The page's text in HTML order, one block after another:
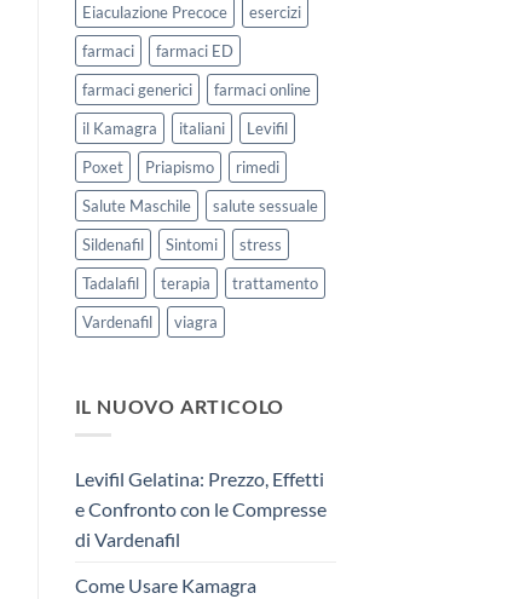
Eiaculazione Precoce
esercizi
farmaci
farmaci ED
farmaci generici
farmaci online
il Kamagra
italiani
Levifil
Poxet
Priapismo
rimedi
Salute Maschile
salute sessuale
Sildenafil
Sintomi
stress
Tadalafil
terapia
trattamento
Vardenafil
viagra
IL NUOVO ARTICOLO
Levifil Gelatina: Prezzo, Effetti
e Confronto con le Compresse
di Vardenafil
Come Usare Kamagra